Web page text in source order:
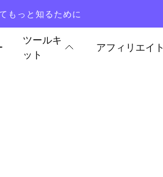
もっと知るために
ツールキ
ット
アフィリエイト